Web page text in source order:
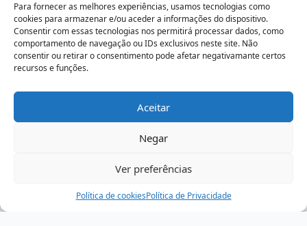
Para fornecer as melhores experiências, usamos tecnologias como
cookies para armazenar e/ou aceder a informações do dispositivo.
Consentir com essas tecnologias nos permitirá processar dados, como
comportamento de navegação ou IDs exclusivos neste site. Não
consentir ou retirar o consentimento pode afetar negativamante certos
recursos e funções.
Aceitar
Negar
Ver preferências
Política de cookiesPolítica de Privacidade
Livro de elogios
Electromaquinas ©2026
contágio - agência criativa
Assistência Ajuda Minha Conta